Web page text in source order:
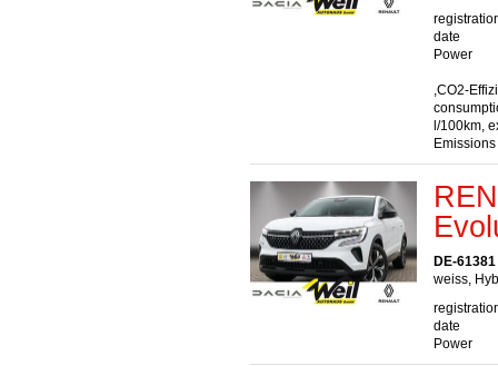
date
Power
,CO2-
l/100km,
DE-
weiss,
date
Power